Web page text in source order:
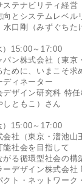
テナビリティ経営
テムレベルリ
口剛（みずぐちた
15:00～17:00
株式会社（東京
に、いまこそ求
ィネーター
ン研究科 特任
もこ）さん
15:00～17:00
社（東京・溜池山
社会を目指して
型社会の構
デザイン株式会社
ネットワーク・